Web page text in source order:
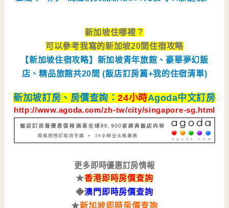
新加坡住哪裡？
可以參考我寫的新加坡20間住宿攻略
【新加坡住宿攻略】新加坡青年旅館、豪華夢幻飯
店、精品旅館共20間 (飯店訂房篇+我的住宿清單)
新加坡訂房、房價查詢：24小時Agoda中文訂房
http://www.agoda.com/zh-tw/city/singapore-sg.html
更多即時優惠訂房情報
★香港即時房價查詢
◆澳門即時房價查詢
★新加坡即時房價查詢